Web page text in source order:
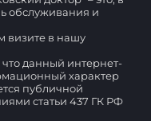
обслуживания и
визите в нашу
что данный интернет-
характер
публичной
статьи 437 ГК РФ